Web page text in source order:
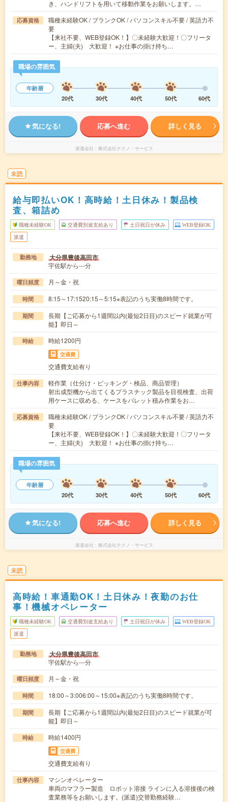
き、ハンドリフトを用いて移動作業をお願いします。…
応募資格
職種未経験OK / ブランクOK / パソコンスキル不要 / 英語力不
要
【来社不要、WEB登録OK！】〇未経験大歓迎！〇フリータ
ー、主婦(夫) 大歓迎！ ※お仕事の掛け持ち…
職場の雰囲気
年齢層
20代
30代 40代 50代 60代
気になる! 応募へ進む 詳しく見る
派遣会社 株式会社テクノ・サービス
未読
給与即払いOK！高時給！土日休み！製品検
査、箱詰め
職種未経験OK 交通費別途支給あり 土日祝日が休み WEB登録OK
派遣
勤務地 大分県豊後高田市
宇佐駅から---分
曜日頻度 月～金・祝
時間 8:15～17:1520:15～5:15※表記のうち実働8時間です。
期間
長期【ご応募から1週間以内(最短2日目)のスピード就業が可
能】即日～
時給 時給1200円
交通費
交通費支給有り
仕事内容
軽作業（仕分け・ピッキング・検品、商品管理）
射出成型機から出てくるプラスチック製品を目視検査、出荷
用ケースに収める、ケースをパレット積み作業をお…
応募資格
職種未経験OK / ブランクOK / パソコンスキル不要 / 英語力不
要
【来社不要、WEB登録OK！】〇未経験大歓迎！〇フリータ
ー、主婦(夫) 大歓迎！ ※お仕事の掛け持ち…
職場の雰囲気
年齢層
20代
30代 40代 50代 60代
気になる! 応募へ進む 詳しく見る
派遣会社 株式会社テクノ・サービス
未読
高時給！車通勤OK！土日休み！夜勤のお仕
事！機械オペレーター
職種未経験OK 交通費別途支給あり 土日祝日が休み WEB登録OK
派遣
勤務地 大分県豊後高田市
宇佐駅から---分
曜日頻度 月～金・祝
時間 18:00～3:006:00～15:00※表記のうち実働8時間です。
期間
長期【ご応募から1週間以内(最短2日目)のスピード就業が可
能】即日～
時給 時給1400円
交通費
交通費支給有り
仕事内容
マシンオペレーター
車両のマフラー製造 ロボット溶接 ラインに入る溶接後の検
査業務等をお願いします。(派遣)交替勤務経験…